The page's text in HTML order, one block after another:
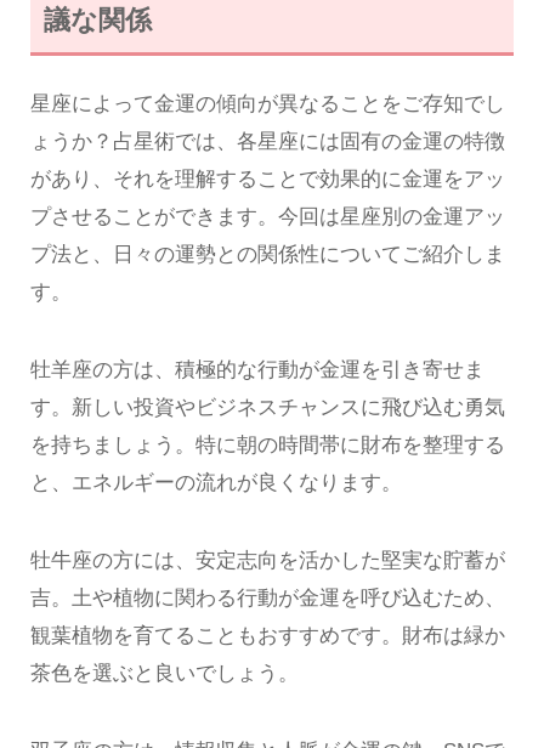
議な関係
星座によって金運の傾向が異なることをご存知でし
ょうか？占星術では、各星座には固有の金運の特徴
があり、それを理解することで効果的に金運をアッ
プさせることができます。今回は星座別の金運アッ
プ法と、日々の運勢との関係性についてご紹介しま
す。
牡羊座の方は、積極的な行動が金運を引き寄せま
す。新しい投資やビジネスチャンスに飛び込む勇気
を持ちましょう。特に朝の時間帯に財布を整理する
と、エネルギーの流れが良くなります。
牡牛座の方には、安定志向を活かした堅実な貯蓄が
吉。土や植物に関わる行動が金運を呼び込むため、
観葉植物を育てることもおすすめです。財布は緑か
茶色を選ぶと良いでしょう。